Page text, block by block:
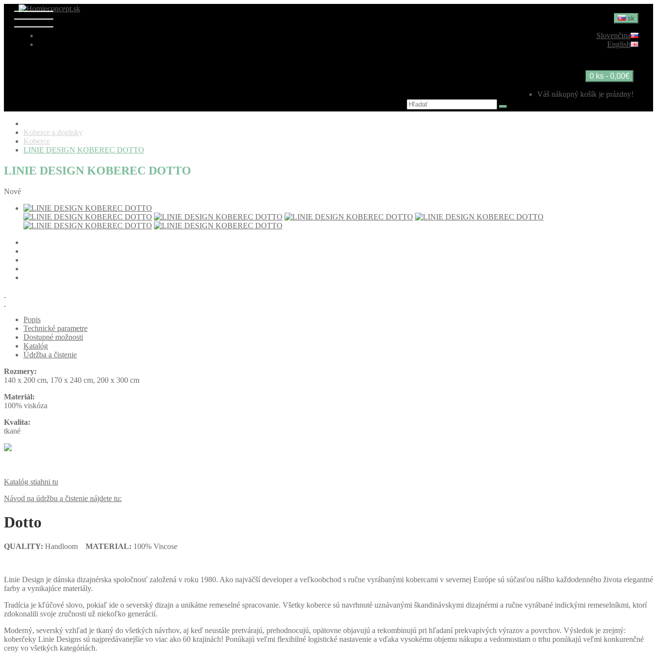
sk
Slovenčina
English
0 ks - 0,00€
Váš nákupný košík je prázdny!
Koberce a doplnky
Koberce
LINIE DESIGN KOBEREC DOTTO
LINIE DESIGN KOBEREC DOTTO
Nové
Popis
Technické parametre
Dostupné možnosti
Katalóg
Údržba a čistenie
Rozmery:
140 x 200 cm, 170 x 240 cm, 200 x 300 cm
Materiál:
100% viskóza
Kvalita:
tkané
Katalóg stiahni tu
Návod na údržbu a čistenie nájdete tu:
Dotto
QUALITY: Handloom MATERIAL: 100% Viscose
Linie Design je dánska dizajnérska spoločnosť založená v roku 1980. Ako najväčší developer a veľkoobchod s ručne vyrábanými kobercami v severnej Európe sú súčasťou nášho každodenného života elegantné
farby a vynikajúce materiály.
Tradícia je kľúčové slovo, pokiaľ ide o severský dizajn a unikátne remeselné spracovanie. Všetky koberce sú navrhnuté uznávanými škandinávskymi dizajnérmi a ručne vyrábané indickými remeselníkmi, ktorí
zdokonalili svoje zručnosti už niekoľko generácií.
Moderný, severský vzhľad je tkaný do všetkých návrhov, aj keď neustále pretvárajú, prehodnocujú, opätovne objavujú a rekombinujú pri hľadaní prekvapivých výrazov a povrchov. Výsledok je zrejmý:
koberčeky Linie Designs sú najpredávanejšie vo viac ako 60 krajinách! Ponúkajú veľmi flexibilné logistické nastavenie a vďaka vysokému objemu nákupu a vedomostiam o trhu ponúkajú veľmi konkurenčné
ceny vo všetkých kategóriách.